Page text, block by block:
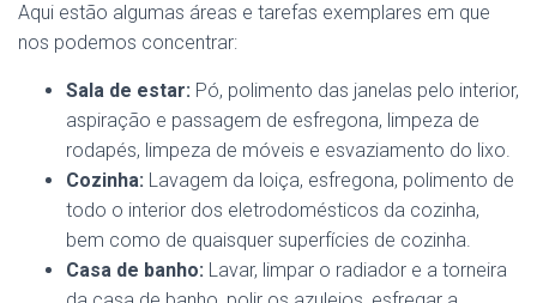
Aqui estão algumas áreas e tarefas exemplares em que
nos podemos concentrar:
Sala de estar: Pó, polimento das janelas pelo interior,
aspiração e passagem de esfregona, limpeza de
rodapés, limpeza de móveis e esvaziamento do lixo.
Cozinha: Lavagem da loiça, esfregona, polimento de
todo o interior dos eletrodomésticos da cozinha,
bem como de quaisquer superfícies de cozinha.
Casa de banho: Lavar, limpar o radiador e a torneira